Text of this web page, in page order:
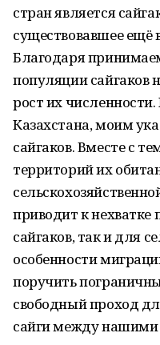
стран является
существовавшее ещё
Благодаря
популяции сайгаков
рост их
Казахстана, моим
сайгаков. Вместе с
территорий их
приводит к нехватке
сайгаков, так и для
особенности
поручить
свободный проход
сайги между нашими